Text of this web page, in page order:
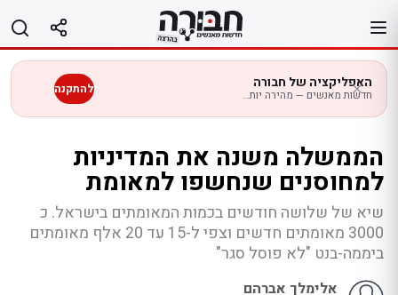
לתוכן
האפליקציה של חבורה
חדשות מאנשים — מהירה יותר בנייד להתקנה
הממשלה משנה את המדיניות
למחוסנים שנחשפו למאומת
שיא של שלושה חודשים בכמות המאומתים בישראל. כ
3000 מאומתים חדשים וצפי ל-15 עד 20 אלף מאומתים
ביממה-בנט "לא פוסל סגר"
אלימלך אברהם